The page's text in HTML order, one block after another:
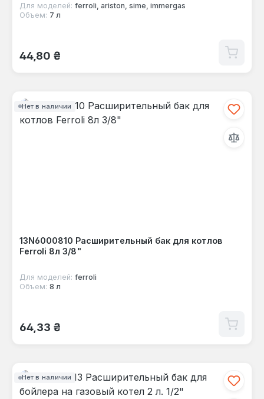
Для моделей: ferroli, ariston, sime, immergas
Объем: 7 л
Обычная цена:
44,80 ₴
Нет в наличии
13N6000810 Расширительный бак для котлов
Ferroli 8л 3/8"
Для моделей: ferroli
Объем: 8 л
Обычная цена:
64,33 ₴
Нет в наличии